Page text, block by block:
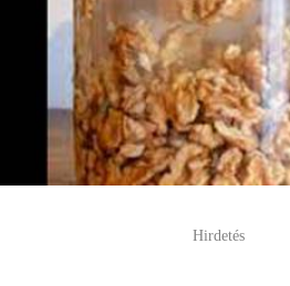
Hirdetés